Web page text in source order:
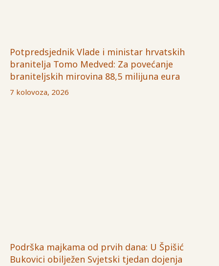
Potpredsjednik Vlade i ministar hrvatskih
branitelja Tomo Medved: Za povećanje
braniteljskih mirovina 88,5 milijuna eura
7 kolovoza, 2026
Podrška majkama od prvih dana: U Špišić
Bukovici obilježen Svjetski tjedan dojenja